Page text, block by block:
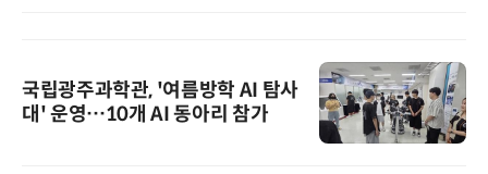
국립광주과학관, '여름방학 AI 탐사
대' 운영…10개 AI 동아리 참가